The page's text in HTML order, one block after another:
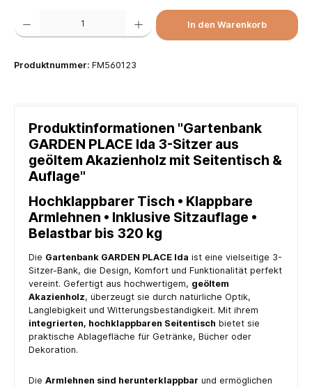
Produkt Anzahl: Gib den gewünschten Wert ein oder benutze die Schaltflächen um die
In den Warenkorb
Produktnummer: FM560123
Produktinformationen "Gartenbank
GARDEN PLACE Ida 3-Sitzer aus
geöltem Akazienholz mit Seitentisch &
Auflage"
Hochklappbarer Tisch • Klappbare
Armlehnen • Inklusive Sitzauflage •
Belastbar bis 320 kg
Die Gartenbank GARDEN PLACE Ida ist eine vielseitige 3-
Sitzer-Bank, die Design, Komfort und Funktionalität perfekt
vereint. Gefertigt aus hochwertigem, geöltem
Akazienholz, überzeugt sie durch natürliche Optik,
Langlebigkeit und Witterungsbeständigkeit. Mit ihrem
integrierten, hochklappbaren Seitentisch bietet sie
praktische Ablagefläche für Getränke, Bücher oder
Dekoration.
Die Armlehnen sind herunterklappbar und ermöglichen